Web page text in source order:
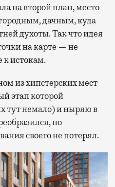
на второй план, место
дачным, куда
духоты. Так что идея
на карте — не
к истокам.
из хипстерских мест
этап которой
тут немало) и ныряю в
но
своего не потерял.